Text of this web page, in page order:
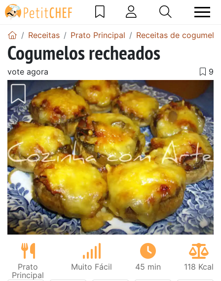
Receitas Prato Principal Receitas de
Cogumelos recheados
vote agora
Prato
Principal
Muito Fácil 45 min 118 Kcal